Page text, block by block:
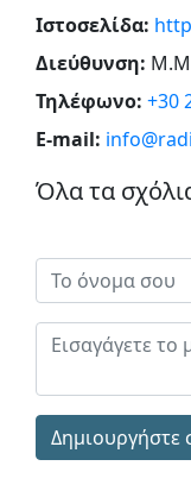
Ιστοσελίδα:
Διεύθυνση: Μ.Μ.
Τηλέφωνο: +30
E-mail:
Όλα τα
Δημιουργήστε